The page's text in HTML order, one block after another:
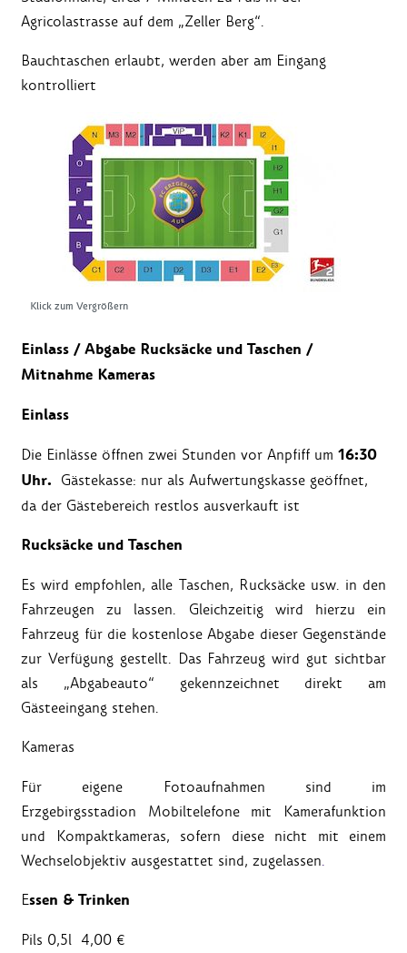
Agricolastrasse auf dem „Zeller Berg“.
Bauchtaschen erlaubt, werden aber am Eingang
kontrolliert
Klick zum Vergrößern
Einlass / Abgabe Rucksäcke und Taschen /
Mitnahme Kameras
Einlass
Die Einlässe öffnen zwei Stunden vor Anpfiff um 16:30
Uhr. Gästekasse: nur als Aufwertungskasse geöffnet,
da der Gästebereich restlos ausverkauft ist
Rucksäcke und Taschen
Es wird empfohlen, alle Taschen, Rucksäcke usw. in den
Fahrzeugen zu lassen. Gleichzeitig wird hierzu ein
Fahrzeug für die kostenlose Abgabe dieser Gegenstände
zur Verfügung gestellt. Das Fahrzeug wird gut sichtbar
als „Abgabeauto“ gekennzeichnet direkt am
Gästeeingang stehen.
Kameras
Für eigene Fotoaufnahmen sind im
Erzgebirgsstadion Mobiltelefone mit Kamerafunktion
und Kompaktkameras, sofern diese nicht mit einem
Wechselobjektiv ausgestattet sind, zugelassen.
Essen & Trinken
Pils 0,5l 4,00 €